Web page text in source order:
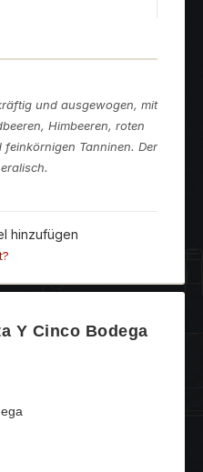
und ausgewogen, mit
Himbeeren, roten
Tanninen. Der
hinzufügen
Y Cinco Bodega